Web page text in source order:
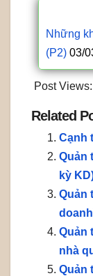
Những
(P2) 03/
Post Views:
Related
Cạnh
Quản
kỳ
Quản
Quản
nhà
Quản